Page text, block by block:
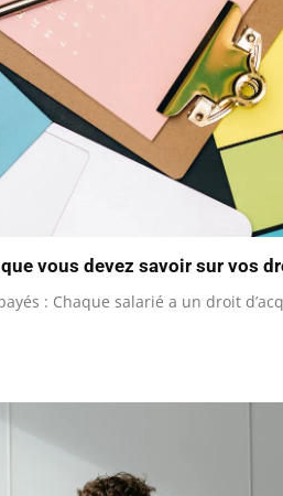
vous devez savoir sur vos
: Chaque salarié a un droit